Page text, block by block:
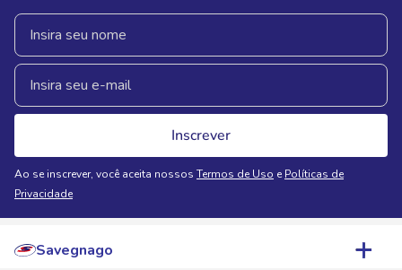
Inscrever
Ao se inscrever, você aceita nossos Termos de Uso e Políticas de
Privacidade
Savegnago